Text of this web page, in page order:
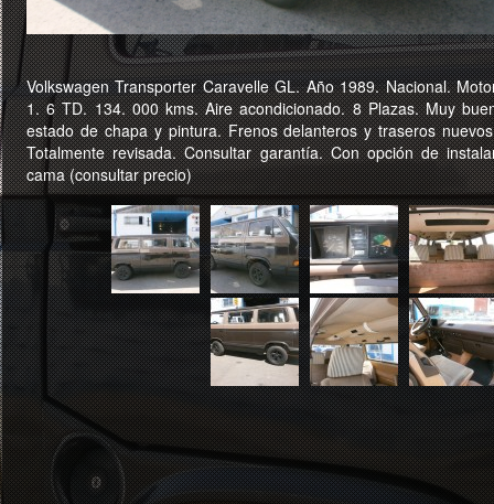
Volkswagen Transporter Caravelle GL. Año 1989. Nacional.
1. 6 TD. 134. 000 kms. Aire acondicionado. 8 Plazas. Muy
estado de chapa y pintura. Frenos delanteros y traseros
Totalmente revisada. Consultar garantía. Con opción de
cama (consultar precio)